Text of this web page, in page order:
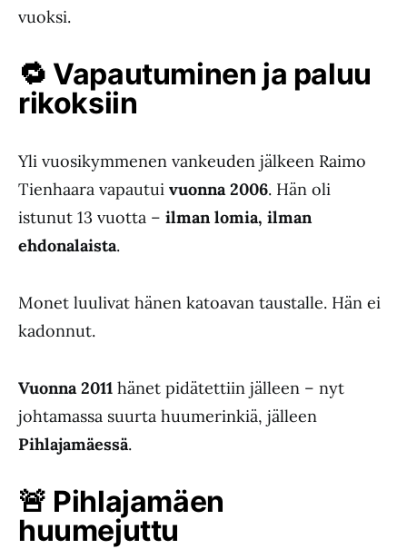
vuoksi.
🔁 Vapautuminen ja paluu
rikoksiin
Yli vuosikymmenen vankeuden jälkeen Raimo
Tienhaara vapautui vuonna 2006. Hän oli
istunut 13 vuotta – ilman lomia, ilman
ehdonalaista.
Monet luulivat hänen katoavan taustalle. Hän ei
kadonnut.
Vuonna 2011 hänet pidätettiin jälleen – nyt
johtamassa suurta huumerinkiä, jälleen
Pihlajamäessä.
🚨 Pihlajamäen
huumejuttu